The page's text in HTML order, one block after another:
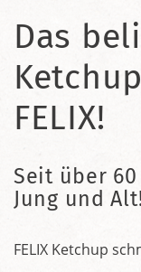
Das
FELIX!
Seit über
Jung und
FELIX Ketchup